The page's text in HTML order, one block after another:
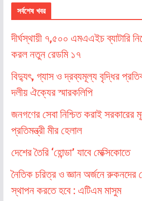
সর্বশেষ খবর
দীর্ঘস্থায়ী ৭,৫০০ এমএএইচ ব্যাটারি
করল নতুন রেডমি ১৭
বিদ্যুৎ, গ্যাস ও দ্রব্যমূল্য বৃদ্ধির
দলীয় ঐক্যের স্মারকলিপি
জনগণের সেবা নিশ্চিত করাই সরকারের
প্রতিমন্ত্রী মীর হেলাল
দেশের তৈরি ‘হোন্ডা’ যাবে মেক্সিকোতে
নৈতিক চরিত্র ও জ্ঞান অর্জনে রুকনদের
স্থাপন করতে হবে : এটিএম মাসুম